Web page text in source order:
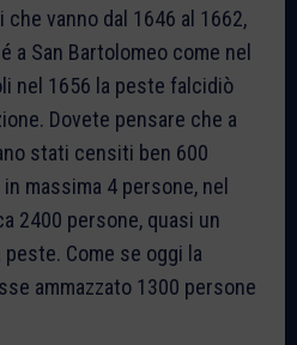
vanno dal 1646 al 1662,
a San Bartolomeo come nel
nel 1656 la peste falcidiò
Dovete pensare che a
stati censiti ben 600
massima 4 persone, nel
2400 persone, quasi un
Come se oggi la
ammazzato 1300 persone